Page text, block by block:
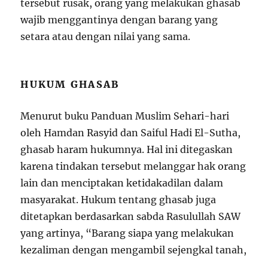
tersebut rusak, orang yang melakukan ghasab
wajib menggantinya dengan barang yang
setara atau dengan nilai yang sama.
HUKUM GHASAB
Menurut buku Panduan Muslim Sehari-hari
oleh Hamdan Rasyid dan Saiful Hadi El-Sutha,
ghasab haram hukumnya. Hal ini ditegaskan
karena tindakan tersebut melanggar hak orang
lain dan menciptakan ketidakadilan dalam
masyarakat. Hukum tentang ghasab juga
ditetapkan berdasarkan sabda Rasulullah SAW
yang artinya, “Barang siapa yang melakukan
kezaliman dengan mengambil sejengkal tanah,